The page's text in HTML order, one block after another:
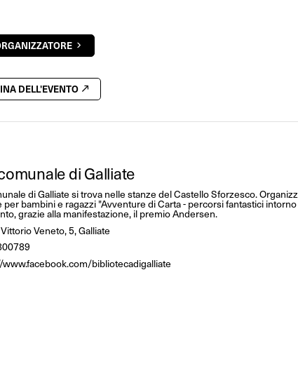
DELL'EVENTO
di Galliate
di Galliate si trova nelle stanze del Castello Sforzesco.
per bambini e ragazzi "Avventure di Carta - percorsi fantastici
grazie alla manifestazione, il premio Andersen.
Veneto, 5, Galliate
bibliotecadigalliate